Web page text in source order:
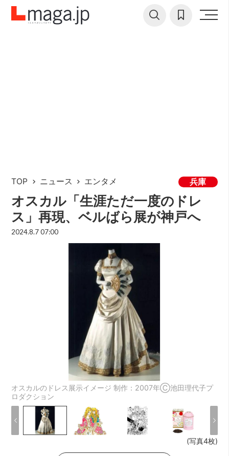
TOP ニュース エンタメ 兵庫
オスカル「生涯ただ一度のドレ
ス」再現、ベルばら展が神戸へ
2024.8.7 07:00
オスカルのドレス展示イメージ 制作：2007年Ⓒ池田理代子プ
ロダクション
(写真4枚)